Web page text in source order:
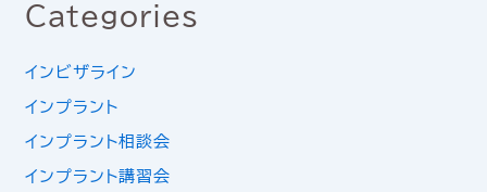
Categories
インビザライン
インプラント
インプラント相談会
インプラント講習会